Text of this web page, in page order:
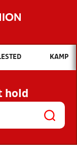
vil du søge efter?
NYHEDER
OG
KAMP
hold